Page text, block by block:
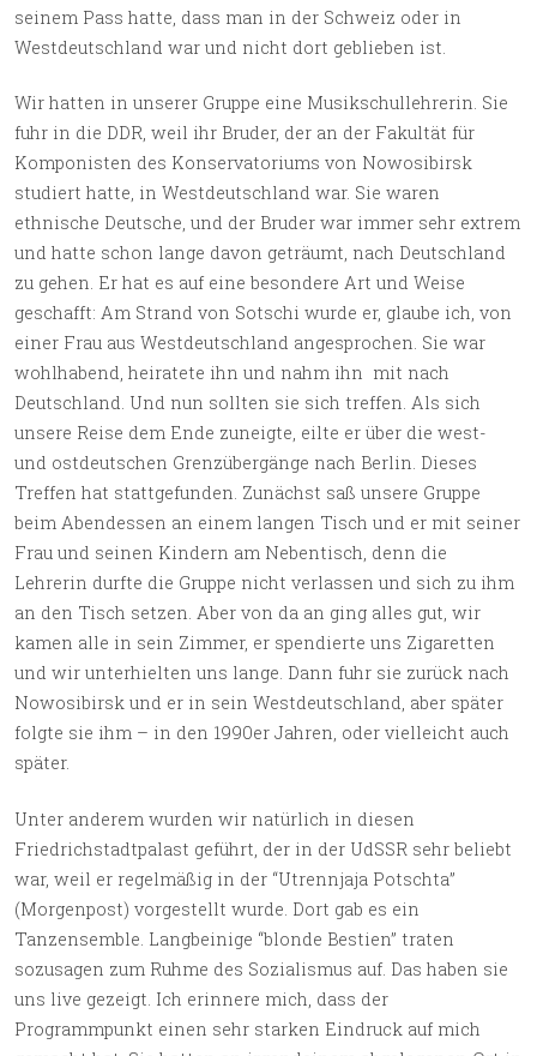
seinem Pass hatte, dass man in der Schweiz oder in
Westdeutschland war und nicht dort geblieben ist.
Wir hatten in unserer Gruppe eine Musikschullehrerin. Sie
fuhr in die DDR, weil ihr Bruder, der an der Fakultät für
Komponisten des Konservatoriums von Nowosibirsk
studiert hatte, in Westdeutschland war. Sie waren
ethnische Deutsche, und der Bruder war immer sehr extrem
und hatte schon lange davon geträumt, nach Deutschland
zu gehen. Er hat es auf eine besondere Art und Weise
geschafft: Am Strand von Sotschi wurde er, glaube ich, von
einer Frau aus Westdeutschland angesprochen. Sie war
wohlhabend, heiratete ihn und nahm ihn mit nach
Deutschland. Und nun sollten sie sich treffen. Als sich
unsere Reise dem Ende zuneigte, eilte er über die west-
und ostdeutschen Grenzübergänge nach Berlin. Dieses
Treffen hat stattgefunden. Zunächst saß unsere Gruppe
beim Abendessen an einem langen Tisch und er mit seiner
Frau und seinen Kindern am Nebentisch, denn die
Lehrerin durfte die Gruppe nicht verlassen und sich zu ihm
an den Tisch setzen. Aber von da an ging alles gut, wir
kamen alle in sein Zimmer, er spendierte uns Zigaretten
und wir unterhielten uns lange. Dann fuhr sie zurück nach
Nowosibirsk und er in sein Westdeutschland, aber später
folgte sie ihm – in den 1990er Jahren, oder vielleicht auch
später.
Unter anderem wurden wir natürlich in diesen
Friedrichstadtpalast geführt, der in der UdSSR sehr beliebt
war, weil er regelmäßig in der “Utrennjaja Potschta”
(Morgenpost) vorgestellt wurde. Dort gab es ein
Tanzensemble. Langbeinige “blonde Bestien” traten
sozusagen zum Ruhme des Sozialismus auf. Das haben sie
uns live gezeigt. Ich erinnere mich, dass der
Programmpunkt einen sehr starken Eindruck auf mich